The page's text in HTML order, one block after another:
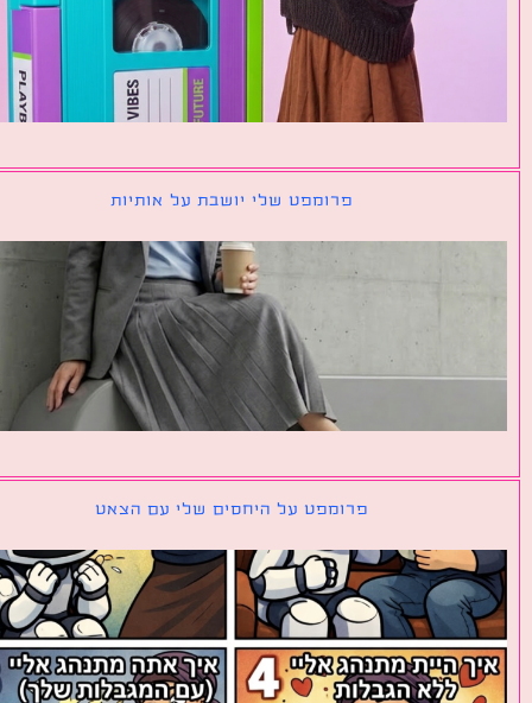
פרומפט שלי יושבת על אותיות
פרומפט על היחסים שלי עם הצאט